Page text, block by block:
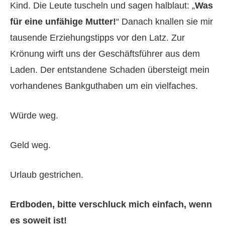
Kind. Die Leute tuscheln und sagen halblaut: „Was
für eine unfähige Mutter!“ Danach knallen sie mir
tausende Erziehungstipps vor den Latz. Zur
Krönung wirft uns der Geschäftsführer aus dem
Laden. Der entstandene Schaden übersteigt mein
vorhandenes Bankguthaben um ein vielfaches.
Würde weg.
Geld weg.
Urlaub gestrichen.
Erdboden, bitte verschluck mich einfach, wenn
es soweit ist!